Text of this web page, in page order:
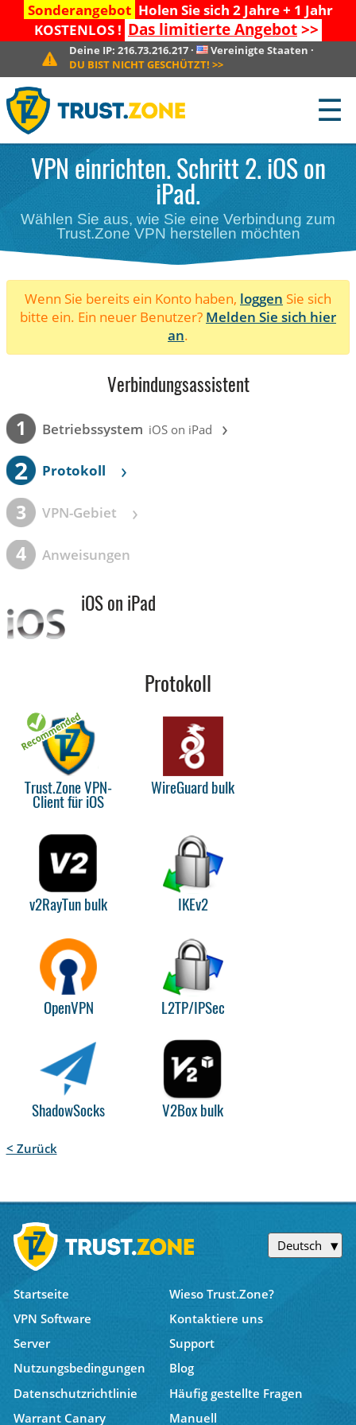
Sonderangebot Holen Sie sich 2 Jahre + 1 Jahr
KOSTENLOS ! Das limitierte Angebot>>
Deine IP: 216.73.216.217· Vereinigte Staaten ·
DU BIST NICHT GESCHÜTZT! >>
☰
VPN einrichten. Schritt 2. iOS on
iPad.
Wählen Sie aus, wie Sie eine Verbindung zum
Trust.Zone VPN herstellen möchten
Wenn Sie bereits ein Konto haben, loggen Sie sich
bitte ein. Ein neuer Benutzer? Melden Sie sich hier
an.
Verbindungsassistent
1 Betriebssystem iOS on iPad ›
2 Protokoll ›
3 VPN-Gebiet ›
4 Anweisungen
iOS on iPad
Protokoll
Trust.Zone VPN-
Client für iOS
WireGuard bulk
v2RayTun bulk IKEv2
OpenVPN L2TP/IPSec
ShadowSocks V2Box bulk
< Zurück
Deutsch
Startseite
Wieso Trust.Zone?
VPN Software
Kontaktiere uns
Server
Support
Nutzungsbedingungen
Blog
Datenschutzrichtlinie
Häufig gestellte Fragen
Warrant Canary
Manuell